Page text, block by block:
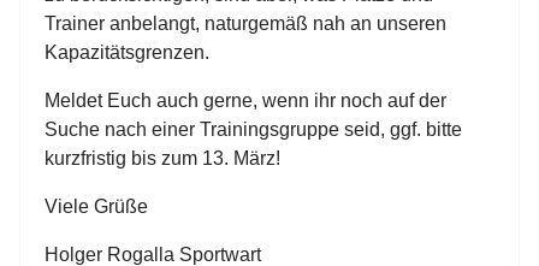
Trainer anbelangt, naturgemäß nah an unseren
Kapazitätsgrenzen.
Meldet Euch auch gerne, wenn ihr noch auf der
Suche nach einer Trainingsgruppe seid, ggf. bitte
kurzfristig bis zum 13. März!
Viele Grüße
Holger Rogalla Sportwart